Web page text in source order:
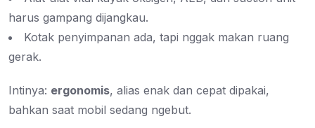
harus gampang dijangkau.
Kotak penyimpanan ada, tapi nggak makan ruang
gerak.
Intinya: ergonomis, alias enak dan cepat dipakai,
bahkan saat mobil sedang ngebut.